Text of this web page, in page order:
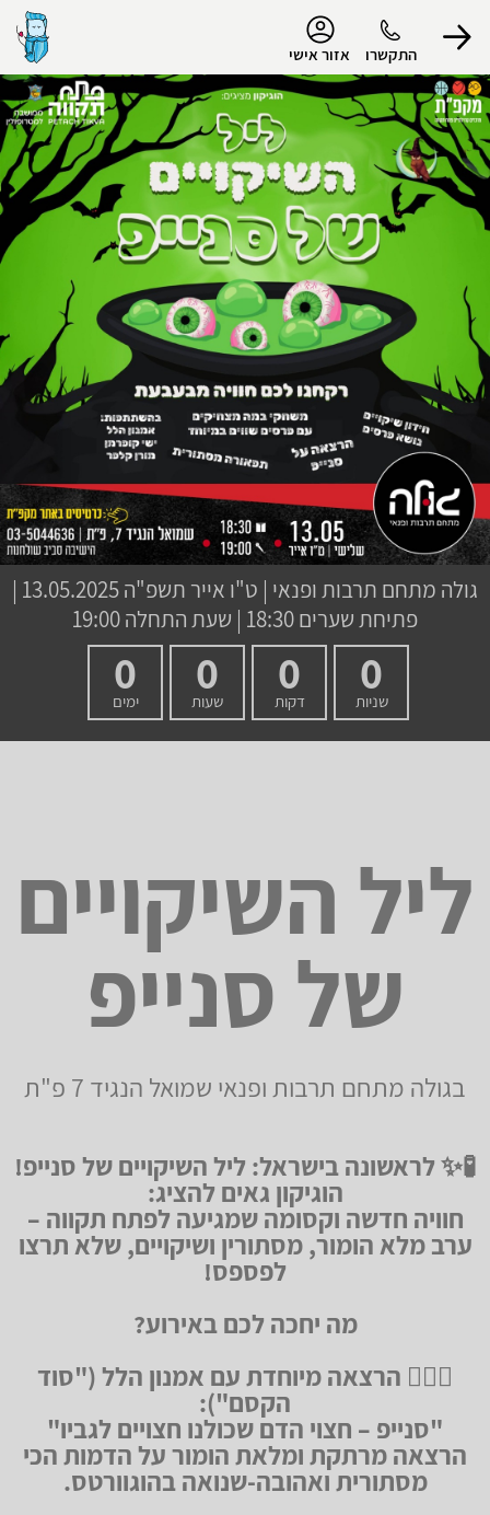
התקשרו אזור אישי
הפרופיל שלי
התנתק
גולה מתחם תרבות ופנאי | ט"ו אייר תשפ"ה
13.05.2025 |
פתיחת שערים 18:30 | שעת התחלה 19:00
0
שניות
0
דקות
0
שעות
0
ימים
ליל השיקויים
של סנייפ
בגולה מתחם תרבות ופנאי שמואל הנגיד 7 פ"ת
🧪✨ לראשונה בישראל: ליל השיקויים של סנייפ!
הוגיקון גאים להציג:
חוויה חדשה וקסומה שמגיעה לפתח תקווה –
ערב מלא הומור, מסתורין ושיקויים, שלא תרצו
לפספס!
מה יחכה לכם באירוע?
🧙🏻‍♂️ הרצאה מיוחדת עם אמנון הלל ("סוד
הקסם"):
"סנייפ – חצוי הדם שכולנו חצויים לגביו"
הרצאה מרתקת ומלאת הומור על הדמות הכי
מסתורית ואהובה-שנואה בהוגוורטס.